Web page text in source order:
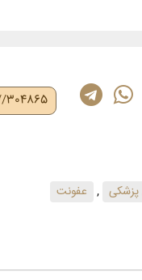
304865
پزشکی , عفونت